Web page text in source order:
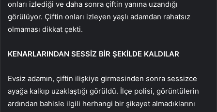
onları izlediği ve daha sonra çiftin yanına uzandığı
görülüyor. Çiftin onları izleyen yaşlı adamdan rahatsız
olmaması dikkat çekti.
KENARLARINDAN SESSİZ BİR ŞEKİLDE KALDILAR
Evsiz adamın, çiftin ilişkiye girmesinden sonra sessizce
ayağa kalkıp uzaklaştığı görüldü. İlçe polisi, görüntülerin
ardından bahisle ilgili herhangi bir şikayet almadıklarını